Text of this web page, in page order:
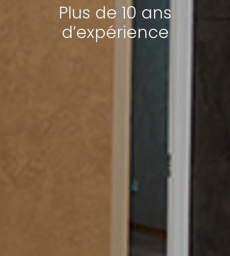
Plus de 10 ans
d’expérience